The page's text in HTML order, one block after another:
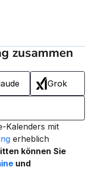
zusammen
Grok
Kalenders mit
erheblich
können Sie
und